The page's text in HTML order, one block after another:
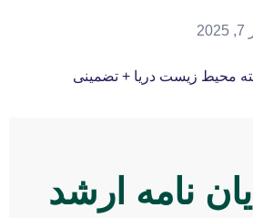
محیط زیست دریا + تضمینی
نامه ارشد